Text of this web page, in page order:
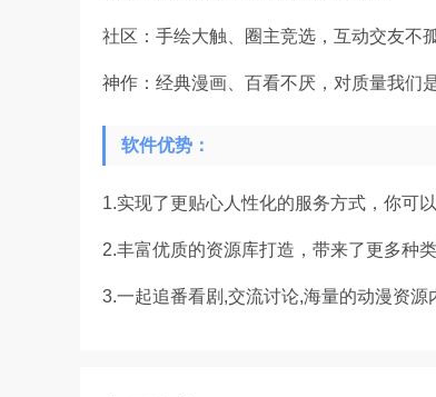
社区：手绘大触、圈主竞选，互动交友不
神作：经典漫画、百看不厌，对质量我们
软件优势：
1.实现了更贴心人性化的服务方式，你可
2.丰富优质的资源库打造，带来了更多种
3.一起追番看剧,交流讨论,海量的动漫资源